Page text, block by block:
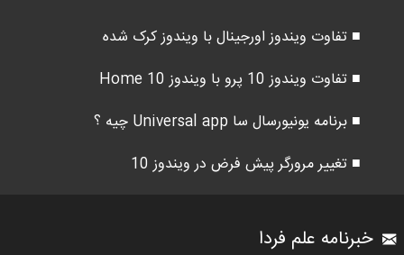
■ تفاوت ویندوز اورجینال با ویندوز کرک شده
■ تفاوت ویندوز 10 پرو با ویندوز 10 Home
■ برنامه یونیورسال سا Universal app چیه ؟
■ تغییر مرورگر پیش فرض در ویندوز 10
خبرنامه علم فردا